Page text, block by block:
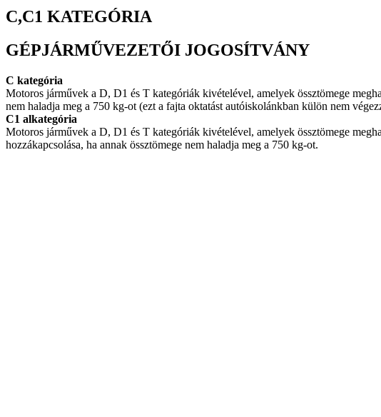
C,C1 KATEGÓRIA
GÉPJÁRMŰVEZETŐI JOGOSÍTVÁNY
C kategória
Motoros járművek a D, D1 és T kategóriák kivételével, amelyek össztömege
nem haladja meg a 750 kg-ot (ezt a fajta oktatást autóiskolánkban külön nem
C1 alkategória
Motoros járművek a D, D1 és T kategóriák kivételével, amelyek össztömege
hozzákapcsolása, ha annak össztömege nem haladja meg a 750 kg-ot.